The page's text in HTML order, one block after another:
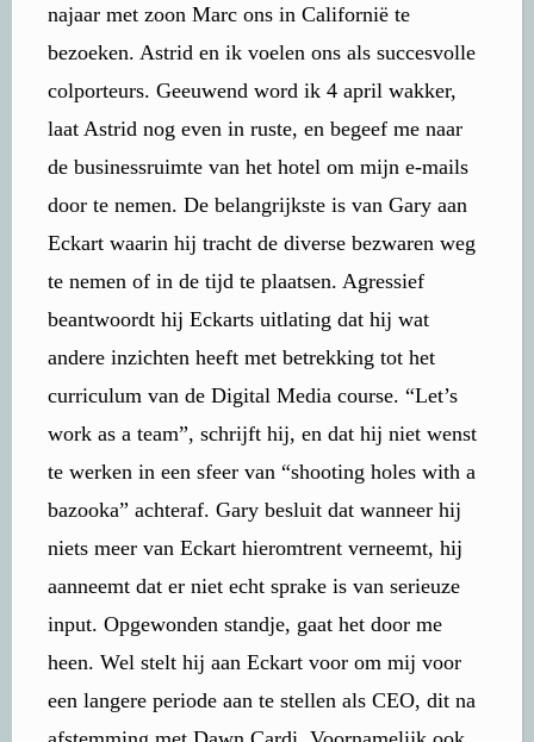
najaar met zoon Marc ons in Californië te
bezoeken. Astrid en ik voelen ons als succesvolle
colporteurs. Geeuwend word ik 4 april wakker,
laat Astrid nog even in ruste, en begeef me naar
de businessruimte van het hotel om mijn e-mails
door te nemen. De belangrijkste is van Gary aan
Eckart waarin hij tracht de diverse bezwaren weg
te nemen of in de tijd te plaatsen. Agressief
beantwoordt hij Eckarts uitlating dat hij wat
andere inzichten heeft met betrekking tot het
curriculum van de Digital Media course. “Let’s
work as a team”, schrijft hij, en dat hij niet wenst
te werken in een sfeer van “shooting holes with a
bazooka” achteraf. Gary besluit dat wanneer hij
niets meer van Eckart hieromtrent verneemt, hij
aanneemt dat er niet echt sprake is van serieuze
input. Opgewonden standje, gaat het door me
heen. Wel stelt hij aan Eckart voor om mij voor
een langere periode aan te stellen als CEO, dit na